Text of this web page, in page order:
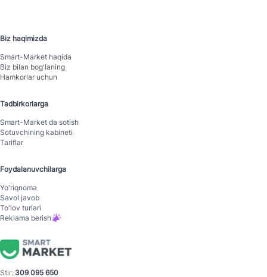
Biz haqimizda
Smart-Mаrket haqida
Biz bilan bog'laning
Hamkorlar uchun
Tadbirkorlarga
Smart-Mаrket da sotish
Sotuvchining kabineti
Tariflar
Foydalanuvchilarga
Yo'riqnoma
Savol javob
To'lov turlari
Reklama berish
Stir: 309 095 650